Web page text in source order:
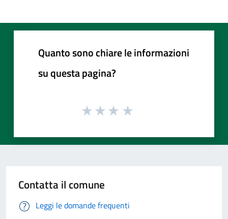
Quanto sono chiare le informazioni
su questa pagina?
Contatta il comune
Leggi le domande frequenti